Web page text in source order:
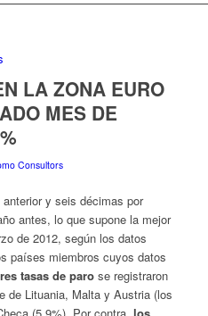
LA ZONA EURO
MES DE
Consultors
y seis décimas por
antes, lo que supone la mejor
de 2012, según los datos
países miembros cuyos datos
tasas de parose registraron
de Lituania, Malta y Austria (los